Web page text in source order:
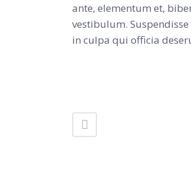
ante, elementum et,
vestibulum.
in culpa qui officia